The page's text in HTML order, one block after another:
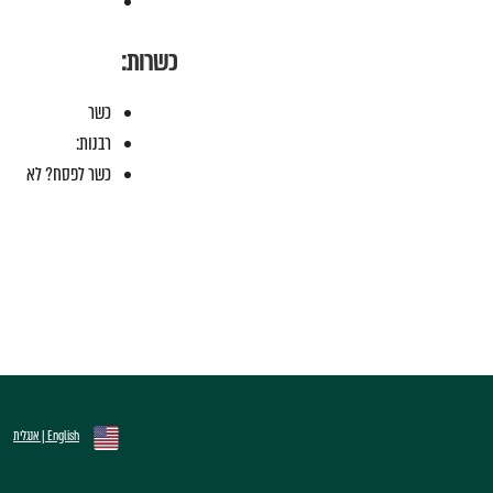
כשרות:
כשר
רבנות:
כשר לפסח? לא
English | אנגלית